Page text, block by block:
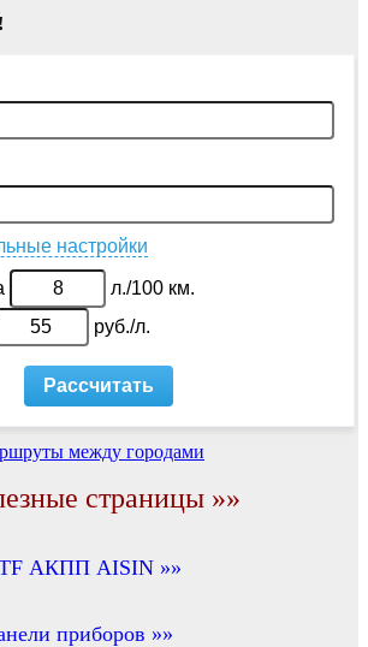
между городами
страницы »»
АКПП AISIN »»
приборов »»